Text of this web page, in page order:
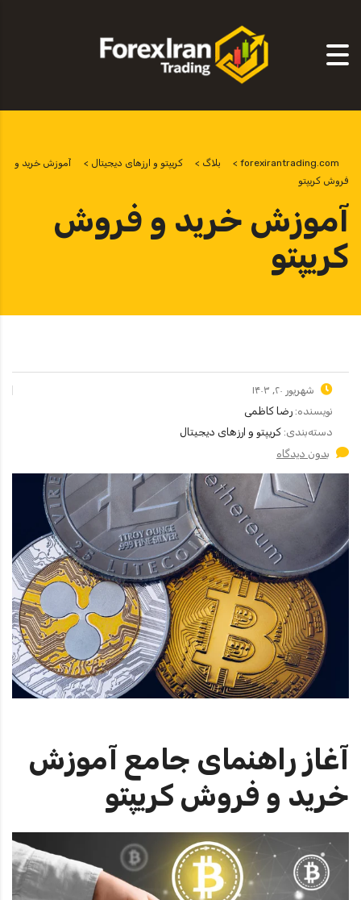
forexirantrading.com
> بلاگ > کریپتو و ارزهای دیجیتال >
آموزش خرید و
فروش کریپتو
آموزش خرید و فروش
کریپتو
شهریور ۲۰, ۱۴۰۳
نویسنده: رضا کاظمی
دسته‌بندی: کریپتو و ارزهای دیجیتال
بدون دیدگاه
آغاز راهنمای جامع آموزش
خرید و فروش کریپتو